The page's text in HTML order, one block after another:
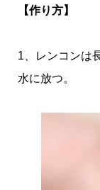
【作り方】
1、レンコンは
水に放つ。